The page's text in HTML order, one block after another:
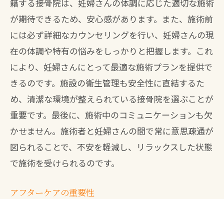
籍する接骨院は、妊婦さんの体調に応じた適切な施術
が期待できるため、安心感があります。また、施術前
には必ず詳細なカウンセリングを行い、妊婦さんの現
在の体調や特有の悩みをしっかりと把握します。これ
により、妊婦さんにとって最適な施術プランを提供で
きるのです。施設の衛生管理も安全性に直結するた
め、清潔な環境が整えられている接骨院を選ぶことが
重要です。最後に、施術中のコミュニケーションも欠
かせません。施術者と妊婦さんの間で常に意思疎通が
図られることで、不安を軽減し、リラックスした状態
で施術を受けられるのです。
アフターケアの重要性